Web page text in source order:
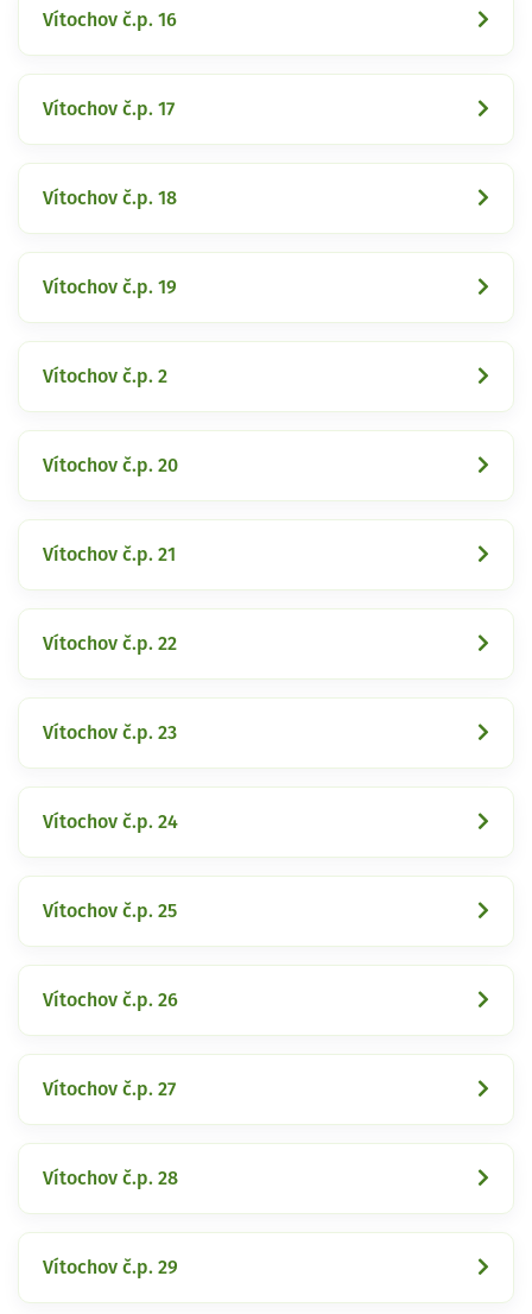
Vítochov č.p. 16
Vítochov č.p. 17
Vítochov č.p. 18
Vítochov č.p. 19
Vítochov č.p. 2
Vítochov č.p. 20
Vítochov č.p. 21
Vítochov č.p. 22
Vítochov č.p. 23
Vítochov č.p. 24
Vítochov č.p. 25
Vítochov č.p. 26
Vítochov č.p. 27
Vítochov č.p. 28
Vítochov č.p. 29